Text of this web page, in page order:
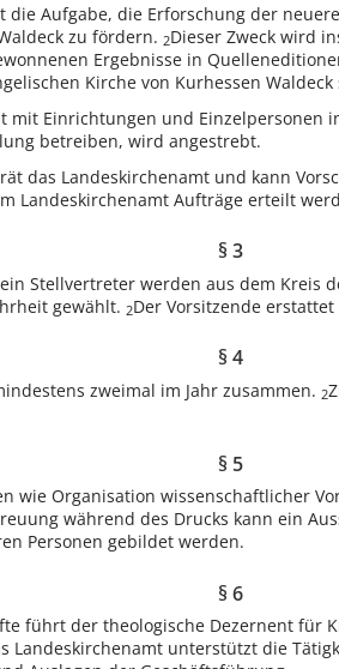
die Aufgabe, die Erforschung der
zu fördern. 2Dieser Zweck wird
Ergebnisse in
Kirche von Kurhessen
mit Einrichtungen und Einzelpersonen
betreiben, wird angestrebt.
das Landeskirchenamt und kann
Landeskirchenamt Aufträge erteilt
§ 3
Stellvertreter werden aus dem Kreis
gewählt. 2Der Vorsitzende
§ 4
zweimal im Jahr zusammen. 2
§ 5
wie Organisation wissenschaftlicher
während des Drucks kann ein
Personen gebildet werden.
§ 6
führt der theologische Dezernent für
Landeskirchenamt unterstützt die